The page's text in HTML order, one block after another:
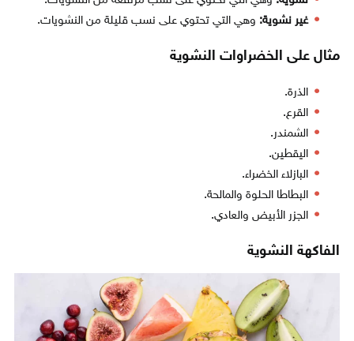
غير نشوية: وهي التي تحتوي على نسب قليلة من النشويات.
مثال على الخضراوات النشوية
الذرة.
القرع.
الشمندر.
اليقطين.
البازلاء الخضراء.
البطاطا الحلوة والمالحة.
الجزر الأبيض والعادي.
الفاكهة النشوية